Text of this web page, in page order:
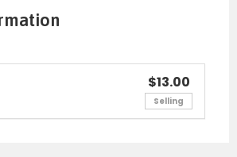
$13.00
Selling